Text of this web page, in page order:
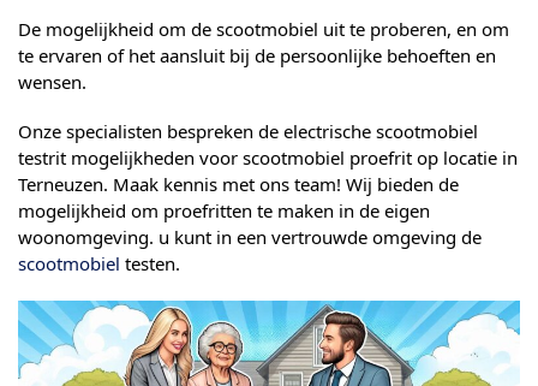
De mogelijkheid om de scootmobiel uit te proberen, en om
te ervaren of het aansluit bij de persoonlijke behoeften en
wensen.
Onze specialisten bespreken de electrische scootmobiel
testrit mogelijkheden voor scootmobiel proefrit op locatie in
Terneuzen. Maak kennis met ons team! Wij bieden de
mogelijkheid om proefritten te maken in de eigen
woonomgeving. u kunt in een vertrouwde omgeving de
scootmobiel testen.